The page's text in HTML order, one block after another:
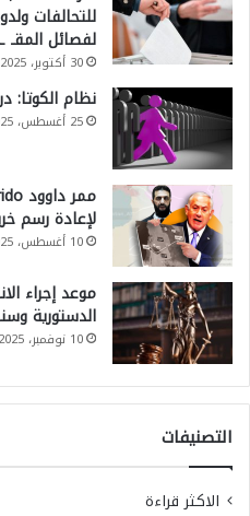
للتحالفات
لفصائل المقـ
30 أكتوبر، 2025
نظام الكوتا:
25 أغسطس، 2025
لإعادة رسم
10 أغسطس، 2025
موعد إجراء
الدستورية
10 نوفمبر، 2025
التصنيفات
الاكثر قراءة